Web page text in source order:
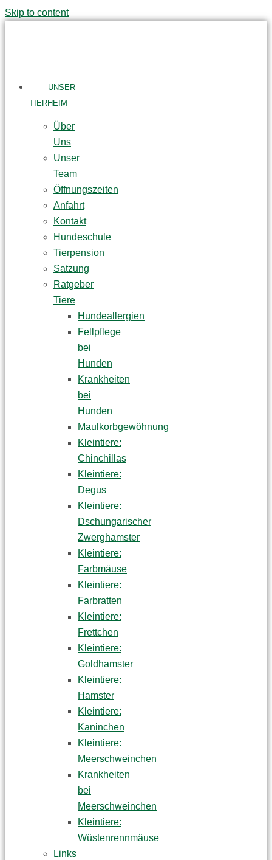
Skip to content
UNSER
TIERHEIM
Über
Uns
Unser
Team
Öffnungszeiten
Anfahrt
Kontakt
Hundeschule
Tierpension
Satzung
Ratgeber
Tiere
Hundeallergien
Fellpflege
bei
Hunden
Krankheiten
bei
Hunden
Maulkorbgewöhnung
Kleintiere:
Chinchillas
Kleintiere:
Degus
Kleintiere:
Dschungarischer
Zwerghamster
Kleintiere:
Farbmäuse
Kleintiere:
Farbratten
Kleintiere:
Frettchen
Kleintiere:
Goldhamster
Kleintiere:
Hamster
Kleintiere:
Kaninchen
Kleintiere:
Meerschweinchen
Krankheiten
bei
Meerschweinchen
Kleintiere:
Wüstenrennmäuse
Links